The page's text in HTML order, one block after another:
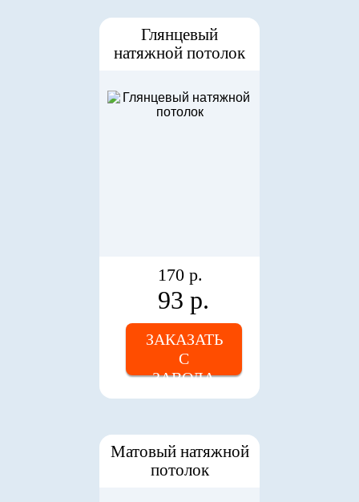
Глянцевый
натяжной потолок
170 р.
93 р.
ЗАКАЗАТЬ
С
ЗАВОДА
Матовый натяжной
потолок